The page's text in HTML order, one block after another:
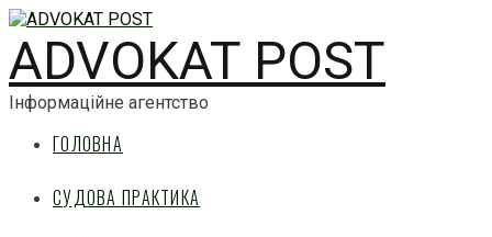
ADVOKAT POST
Інформаційне агентство
ГОЛОВНА
СУДОВА ПРАКТИКА